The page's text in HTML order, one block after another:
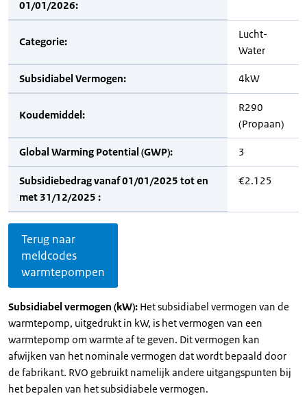
01/01/2026:
Categorie:
Lucht-
Water
Subsidiabel Vermogen: 4kW
Koudemiddel:
R290
(Propaan)
Global Warming Potential (GWP): 3
Subsidiebedrag vanaf 01/01/2025 tot en
met 31/12/2025 :
€2.125
Terug naar
meldcodes
warmtepompen
Subsidiabel vermogen (kW): Het subsidiabel vermogen van de
warmtepomp, uitgedrukt in kW, is het vermogen van een
warmtepomp om warmte af te geven. Dit vermogen kan
afwijken van het nominale vermogen dat wordt bepaald door
de fabrikant. RVO gebruikt namelijk andere uitgangspunten bij
het bepalen van het subsidiabele vermogen.